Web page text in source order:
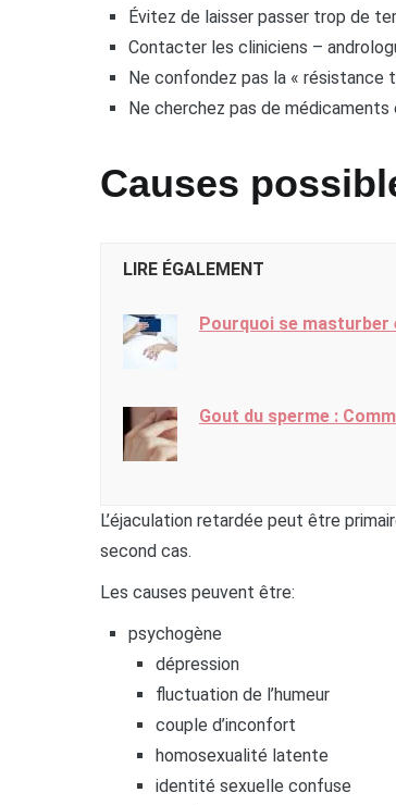
Évitez de laisser passer trop de
Contacter les cliniciens –
Ne confondez pas la « résistance
Ne cherchez pas de médicaments
Causes
Pourquoi se
Gout du sperme :
L’éjaculation retardée peut être
second cas.
Les causes peuvent être:
psychogène
dépression
fluctuation de l’humeur
couple d’inconfort
homosexualité latente
identité sexuelle confuse